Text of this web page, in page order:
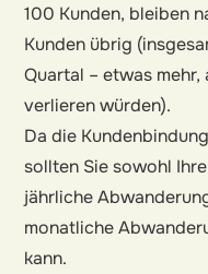
100 Kunden, bleiben
Kunden übrig
Quartal – etwas
verlieren würden).
Da die
sollten Sie sowohl
jährliche
monatliche
kann.